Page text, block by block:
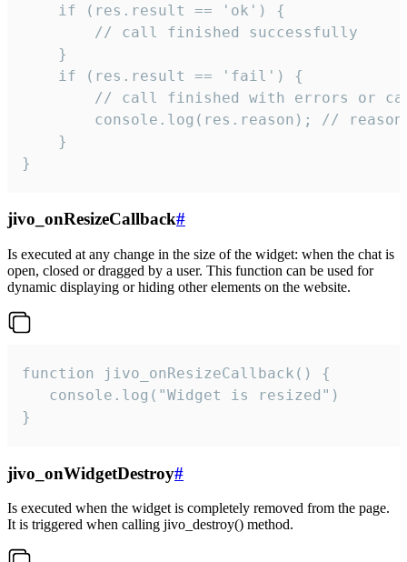
    if (res.result == 'ok') {
        // call finished successfully
    }
    if (res.result == 'fail') {
// call finished with errors or
console.log(res.reason); //
    }
}
jivo_onResizeCallback#
Is executed at any change in the size of the widget: when the chat is
open, closed or dragged by a user. This function can be used for
dynamic displaying or hiding other elements on the website.
function jivo_onResizeCallback() {
   console.log("Widget is resized")
}
jivo_onWidgetDestroy#
Is executed when the widget is completely removed from the page.
It is triggered when calling jivo_destroy() method.